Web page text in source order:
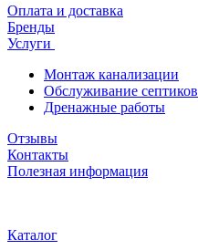
Оплата и доставка
Бренды
Услуги
Монтаж канализации
Обслуживание септиков
Дренажные работы
Отзывы
Контакты
Полезная информация
Каталог